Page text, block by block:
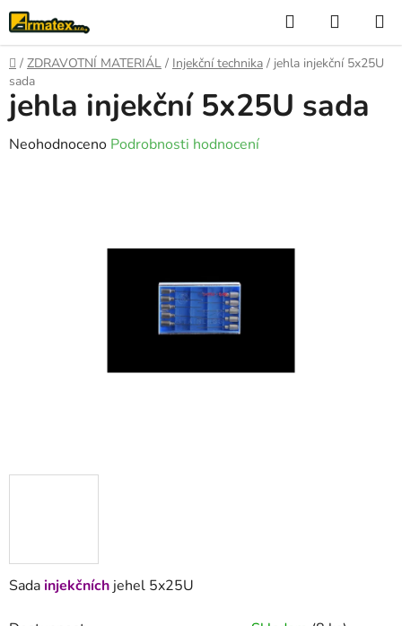
Přejít
na
obsah
Hledat
KOŠÍK
Domů
/ ZDRAVOTNÍ MATERIÁL / Injekční technika / jehla injekční 5x25U
sada
Sadainjekčních jehel 5x25U
jehla injekční 5x25U sada
Průměrné
Neohodnoceno Podrobnosti hodnocení